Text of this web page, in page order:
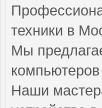
техники в
Мы
Наши